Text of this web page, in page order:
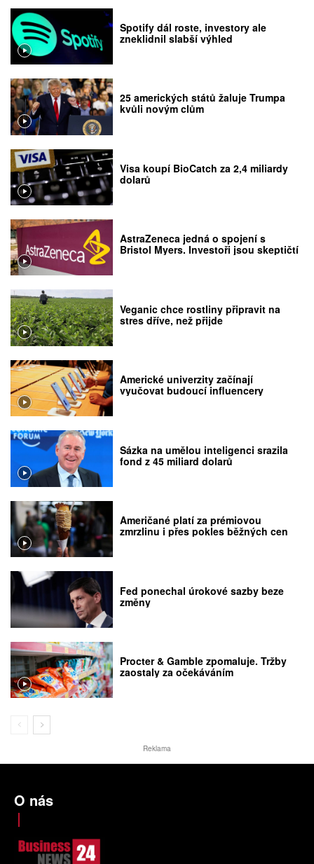
Spotify dál roste, investory ale
zneklidnil slabší výhled
25 amerických států žaluje Trumpa
kvůli novým clům
Visa koupí BioCatch za 2,4 miliardy
dolarů
AstraZeneca jedná o spojení s
Bristol Myers. Investoři jsou skeptičtí
Veganic chce rostliny připravit na
stres dříve, než přijde
Americké univerzity začínají
vyučovat budoucí influencery
Sázka na umělou inteligenci srazila
fond z 45 miliard dolarů
Američané platí za prémiovou
zmrzlinu i přes pokles běžných cen
Fed ponechal úrokové sazby beze
změny
Procter & Gamble zpomaluje. Tržby
zaostaly za očekáváním
Reklama
O nás